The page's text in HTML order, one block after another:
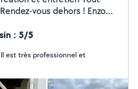
vous dehors ! Enzo
: 5/5
Il est très professionnel et